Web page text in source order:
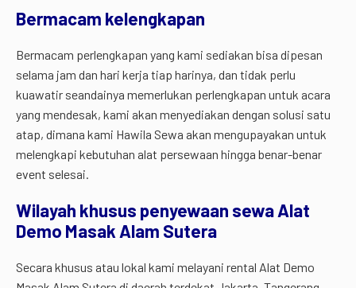
Bermacam kelengkapan
Bermacam perlengkapan yang kami sediakan bisa dipesan
selama jam dan hari kerja tiap harinya, dan tidak perlu
kuawatir seandainya memerlukan perlengkapan untuk acara
yang mendesak, kami akan menyediakan dengan solusi satu
atap, dimana kami Hawila Sewa akan mengupayakan untuk
melengkapi kebutuhan alat persewaan hingga benar-benar
event selesai.
Wilayah khusus penyewaan sewa Alat
Demo Masak Alam Sutera
Secara khusus atau lokal kami melayani rental Alat Demo